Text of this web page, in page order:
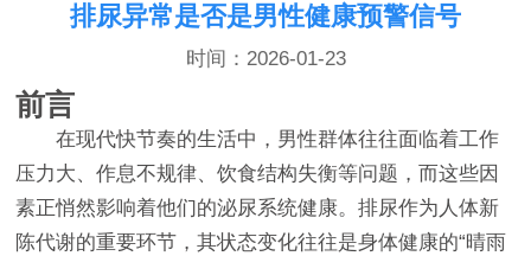
排尿异常是否是男性健康预警信号
时间：2026-01-23
前言
在现代快节奏的生活中，男性群体往往面临着工作
压力大、作息不规律、饮食结构失衡等问题，而这些因
素正悄然影响着他们的泌尿系统健康。排尿作为人体新
陈代谢的重要环节，其状态变化往往是身体健康的“晴雨